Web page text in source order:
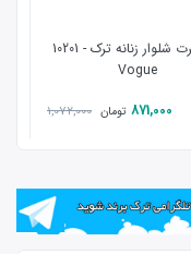
تی شرت شلوار زنانه ترک - 10201
Vogue
871,000 تومان 1,072,000